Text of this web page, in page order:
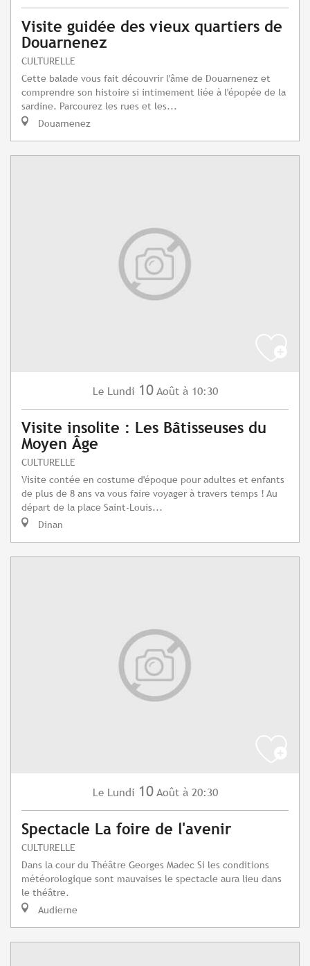
Visite guidée des vieux quartiers de
Douarnenez
CULTURELLE
Cette balade vous fait découvrir l'âme de Douarnenez et
comprendre son histoire si intimement liée à l'épopée de la
sardine. Parcourez les rues et les...
Douarnenez
Le Lundi 10 Août à 10:30
Visite insolite : Les Bâtisseuses du
Moyen Âge
CULTURELLE
Visite contée en costume d'époque pour adultes et enfants
de plus de 8 ans va vous faire voyager à travers temps ! Au
départ de la place Saint-Louis...
Dinan
Le Lundi 10 Août à 20:30
Spectacle La foire de l'avenir
CULTURELLE
Dans la cour du Théâtre Georges Madec Si les conditions
météorologique sont mauvaises le spectacle aura lieu dans
le théâtre.
Audierne